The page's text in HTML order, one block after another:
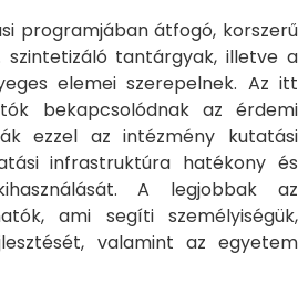
programjában átfogó, korszerű
szintetizáló tantárgyak, illetve a
elemei szerepelnek. Az itt
bekapcsolódnak az érdemi
ezzel az intézmény kutatási
infrastruktúra hatékony és
A legjobbak az
ami segíti személyiségük,
valamint az egyetem